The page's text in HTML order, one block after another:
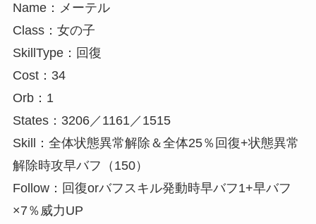
Name：メーテル
Class：女の子
SkillType：回復
Cost：34
Orb：1
States：3206／1161／1515
Skill：全体状態異常解除＆全体25％回復+状態異常
解除時攻早バフ（150）
Follow：回復orバフスキル発動時早バフ1+早バフ
×7％威力UP